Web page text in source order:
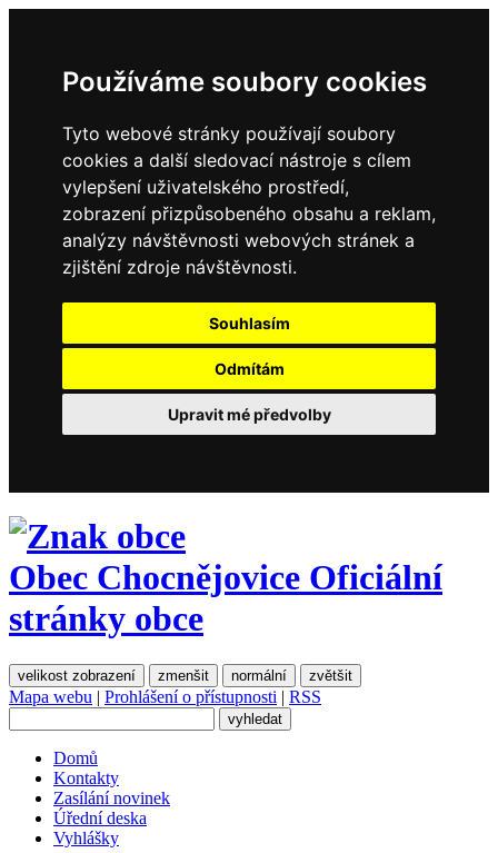
Používáme soubory cookies
Tyto webové stránky používají soubory
cookies a další sledovací nástroje s cílem
vylepšení uživatelského prostředí,
zobrazení přizpůsobeného obsahu a reklam,
analýzy návštěvnosti webových stránek a
zjištění zdroje návštěvnosti.
Souhlasím
Odmítám
Upravit mé předvolby
Obec Chocnějovice Oficiální
stránky obce
velikost zobrazení zmenšit normální zvětšit
Mapa webu | Prohlášení o přístupnosti | RSS
Domů
Kontakty
Zasílání novinek
Úřední deska
Vyhlášky